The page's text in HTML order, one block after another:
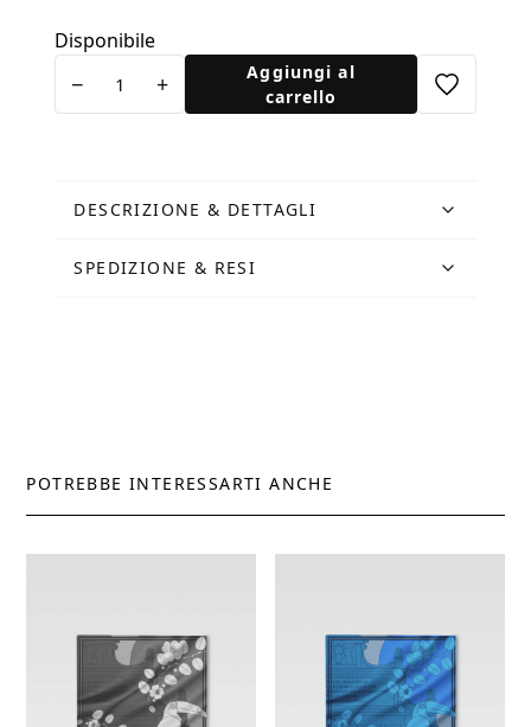
Disponibile
Fontanone
quantità
− +
Aggiungi al
carrello
DESCRIZIONE & DETTAGLI
SPEDIZIONE & RESI
POTREBBE INTERESSARTI ANCHE